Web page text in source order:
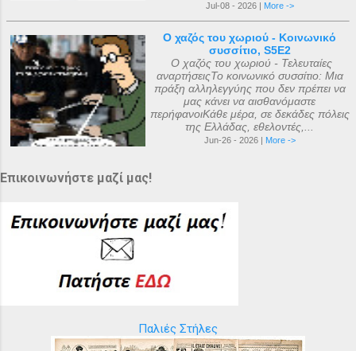
Jul-08 - 2026 | More ->
Ο χαζός του χωριού - Κοινωνικό
συσσίτιο, S5E2
Ο χαζός του χωριού - Τελευταίες
αναρτήσειςΤο κοινωνικό συσσίτιο: Μια
πράξη αλληλεγγύης που δεν πρέπει να
μας κάνει να αισθανόμαστε
περήφανοιΚάθε μέρα, σε δεκάδες πόλεις
της Ελλάδας, εθελοντές,...
Jun-26 - 2026 | More ->
Επικοινωνήστε μαζί μας!
Παλιές Στήλες